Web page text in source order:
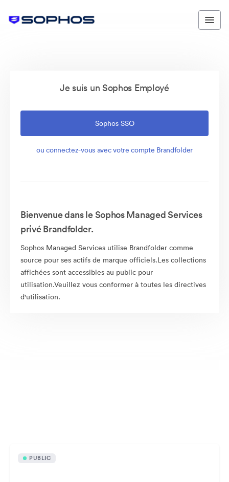
Je suis un Sophos Employé
Sophos SSO
ou connectez-vous avec votre compte Brandfolder
Bienvenue dans le Sophos Managed Services
privé Brandfolder.
Sophos Managed Services utilise Brandfolder comme
source pour ses actifs de marque officiels.Les collections
affichées sont accessibles au public pour
utilisation.Veuillez vous conformer à toutes les directives
d'utilisation.
PUBLIC